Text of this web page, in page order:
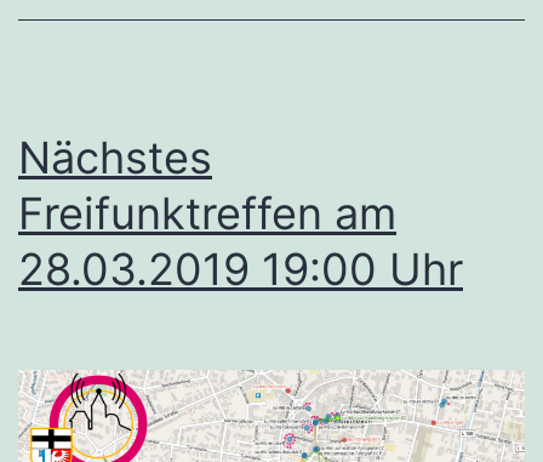
Nächstes
Freifunktreffen am
28.03.2019 19:00 Uhr